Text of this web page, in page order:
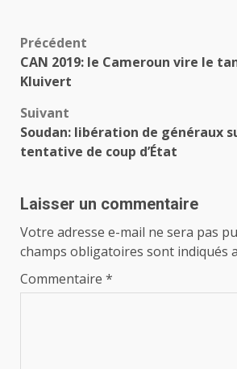
Navigation
d’article
Précédent
CAN 2019: le Cameroun vire le
Kluivert
Suivant
Soudan: libération de généraux
tentative de coup d’État
Laisser un commentaire
Votre adresse e-mail ne sera pas
champs obligatoires sont indiqués
Commentaire *